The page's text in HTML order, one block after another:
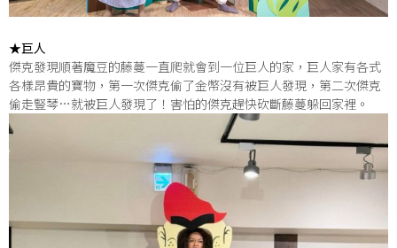
★巨人
傑克發現順著魔豆的藤蔓一直爬就會到一位巨人的家，巨人家有各式
各樣昂貴的寶物，第一次傑克偷了金幣沒有被巨人發現，第二次傑克
偷走豎琴…就被巨人發現了！害怕的傑克趕快砍斷藤蔓躲回家裡。